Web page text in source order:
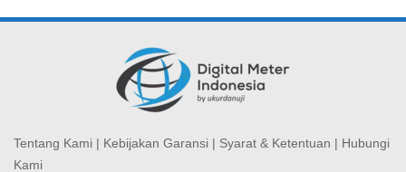
Tentang Kami | Kebijakan Garansi | Syarat & Ketentuan | Hubungi
Kami